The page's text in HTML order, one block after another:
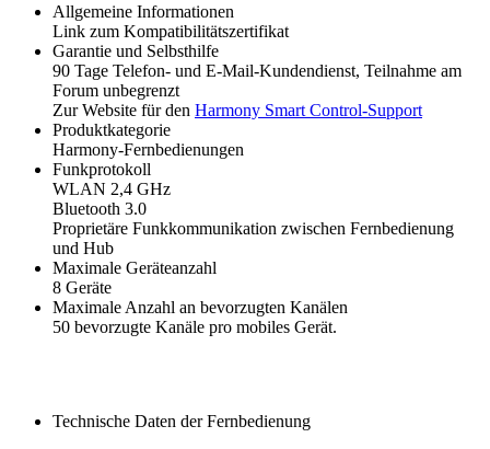
Allgemeine Informationen
Link zum Kompatibilitätszertifikat
Garantie und Selbsthilfe
90 Tage Telefon- und E-Mail-Kundendienst, Teilnahme am
Forum unbegrenzt
Zur Website für den Harmony Smart Control-Support
Produktkategorie
Harmony-Fernbedienungen
Funkprotokoll
WLAN 2,4 GHz
Bluetooth 3.0
Proprietäre Funkkommunikation zwischen Fernbedienung
und Hub
Maximale Geräteanzahl
8 Geräte
Maximale Anzahl an bevorzugten Kanälen
50 bevorzugte Kanäle pro mobiles Gerät.
Technische Daten der Fernbedienung